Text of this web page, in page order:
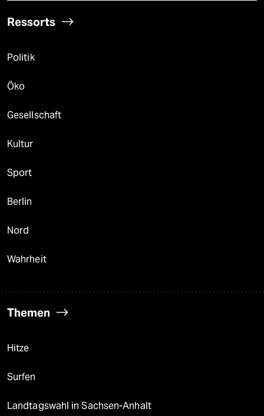
Ressorts
Politik
Öko
Gesellschaft
Kultur
Sport
Berlin
Nord
Wahrheit
Themen
Hitze
Surfen
Landtagswahl in Sachsen-Anhalt